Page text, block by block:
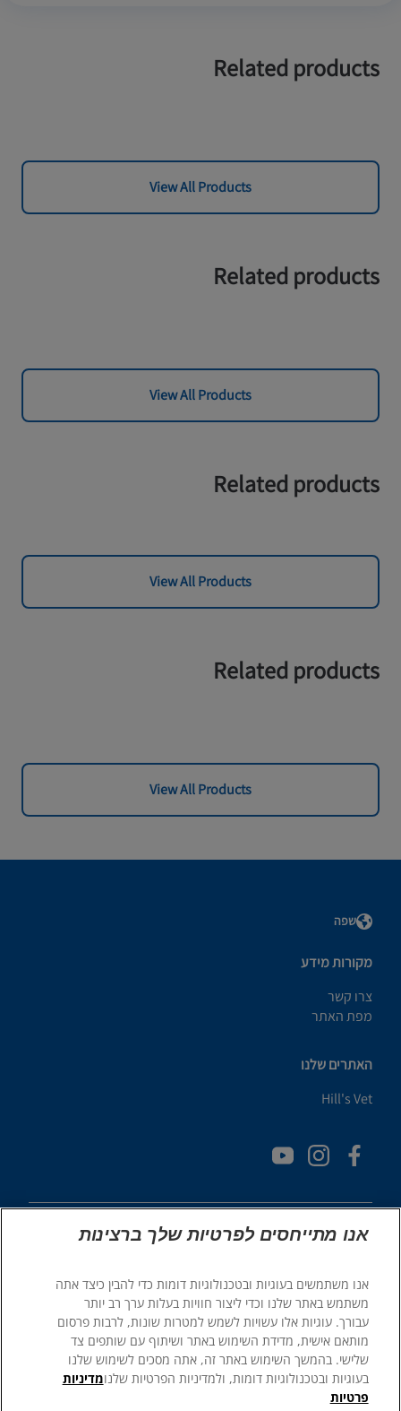
Related products
View All Products
Related products
View All Products
Related products
View All Products
Related products
View All Products
שפה
מקורות מידע
צרו קשר
מפת האתר
האתרים שלנו
Hill's Vet
© 2025 Hill's Pet Nutrition, Inc.
כֹּל הַזְכוּיוֹת שְׁמוּרוֹת.
כפי שמשתמשים בו כאן, מציין סטטוס של סימן מסחרי רשום בארה"ב
בלבד; סטטוס הרישום באזורים גיאוגרפיים אחרים עשוי להיות שונה.
השימוש שלך באתר זה כפוף לתנאים שלנו.
תנאי שימוש והתניות
אנו מתייחסים לפרטיות שלך ברצינות
אנו משתמשים בעוגיות ובטכנולוגיות דומות כדי להבין כיצד אתה
משתמש באתר שלנו וכדי ליצור חוויות בעלות ערך רב יותר
עבורך. עוגיות אלו עשויות לשמש למטרות שונות, לרבות פרסום
מותאם אישית, מדידת השימוש באתר ושיתוף עם שותפים צד
שלישי. בהמשך השימוש באתר זה, אתה מסכים לשימוש שלנו
בעוגיות ובטכנולוגיות דומות, ולמדיניות הפרטיות שלנומדיניות
פרטיות